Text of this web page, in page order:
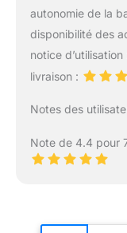
autonomie de la
disponibilité des
notice d’utilisation
livraison :
Notes des
Note de 4.4 pour